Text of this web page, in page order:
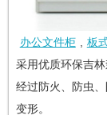
办公文件柜 板
采用优质环保吉
经过防火、防虫
变形。